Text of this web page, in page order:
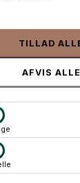
i kurven, er
999,- ellers fra
(9-12)